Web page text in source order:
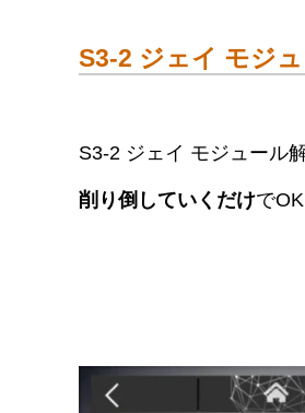
S3-2 ジェイ モジ
S3-2 ジェイ モジュール
削り倒していくだけでOK